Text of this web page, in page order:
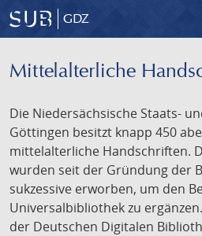
GDZ
Mittelalterliche
Die Niedersächsische Staats-
Göttingen besitzt knapp 450
mittelalterliche Handschriften.
wurden seit der Gründung der
sukzessive erworben, um den
Universalbibliothek zu
der Deutschen Digitalen